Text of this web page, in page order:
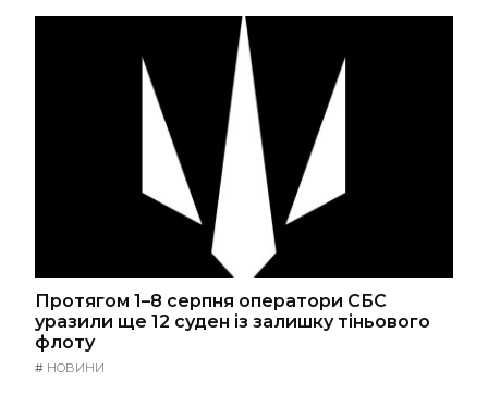
Протягом 1–8 серпня оператори СБС
уразили ще 12 суден із залишку тіньового
флоту
# НОВИНИ